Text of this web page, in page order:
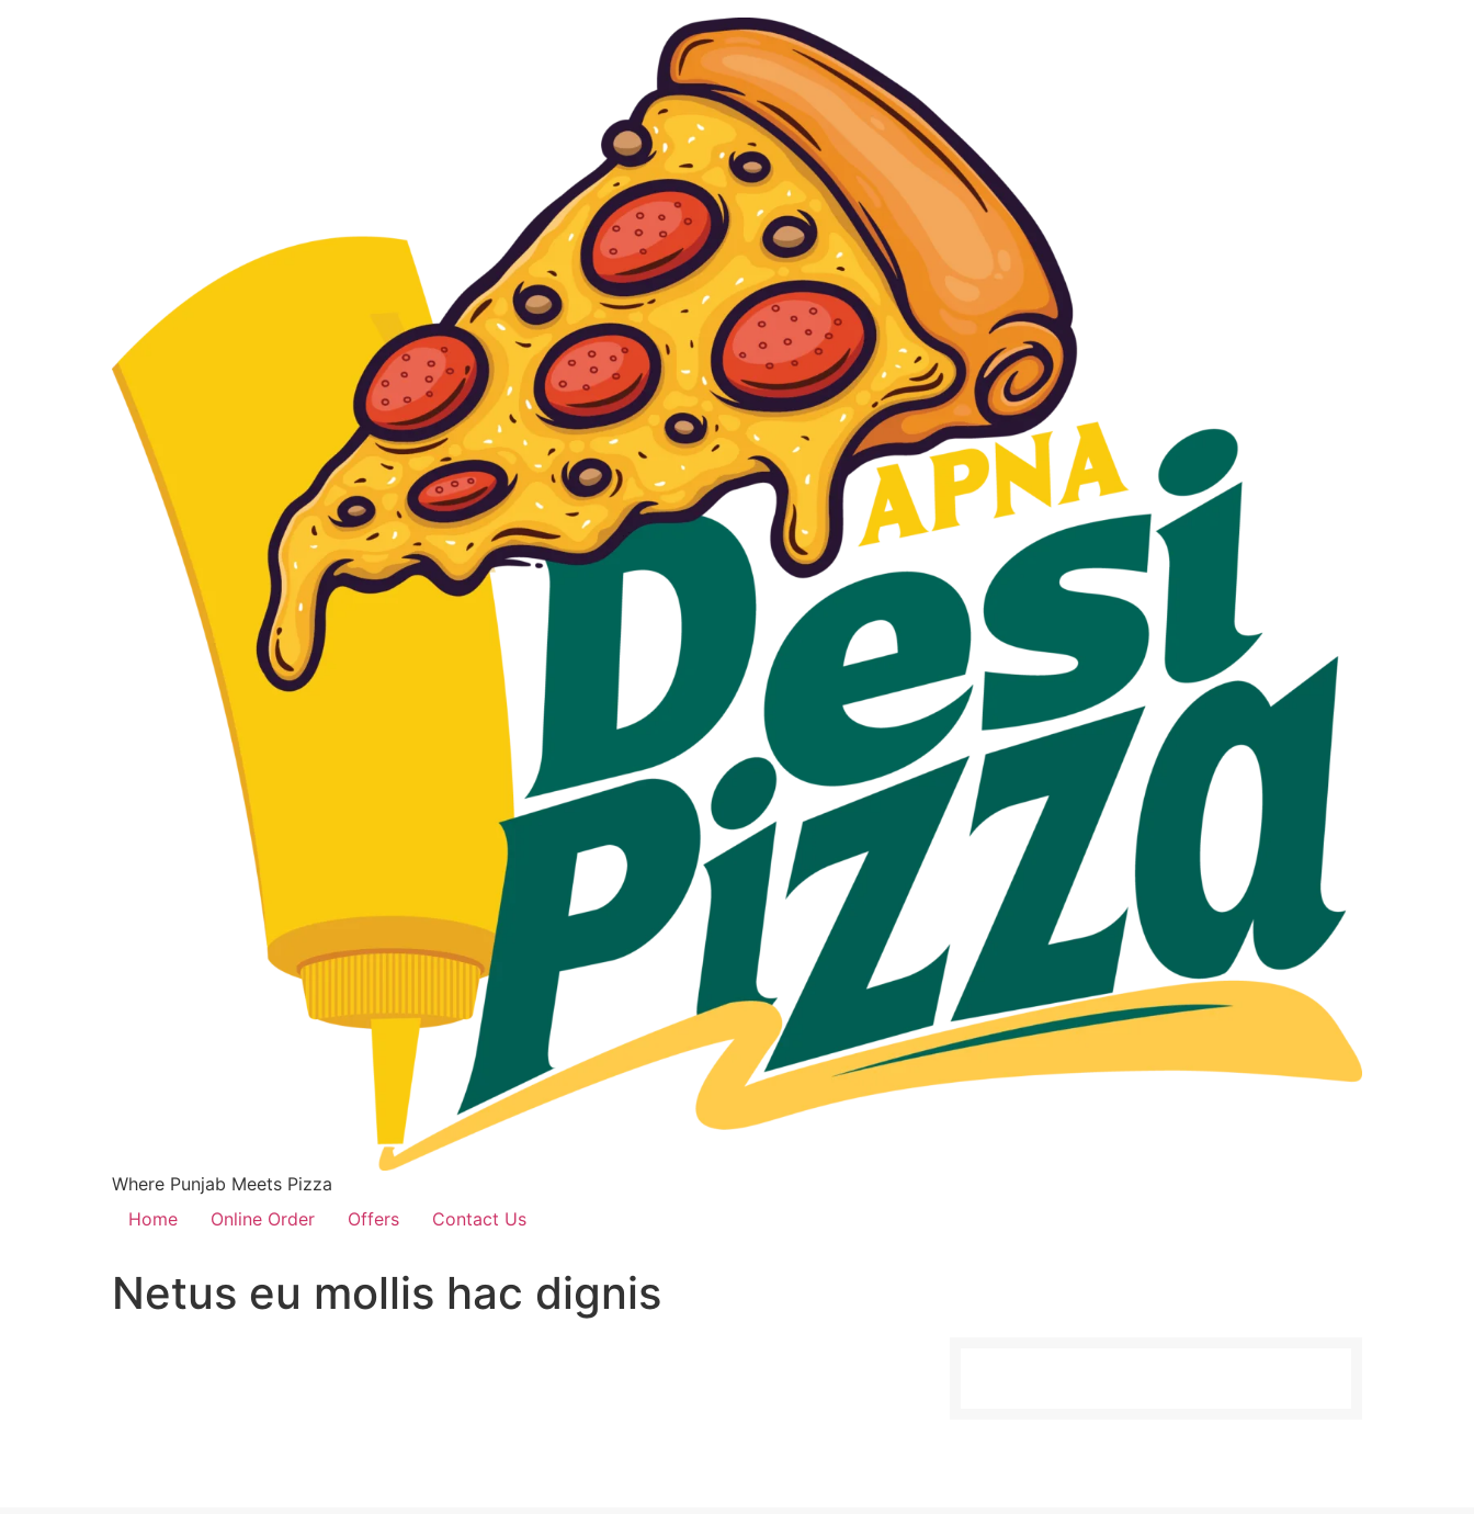
Where Punjab Meets Pizza
Home
Online Order Offers Contact Us
Netus eu mollis hac dignis